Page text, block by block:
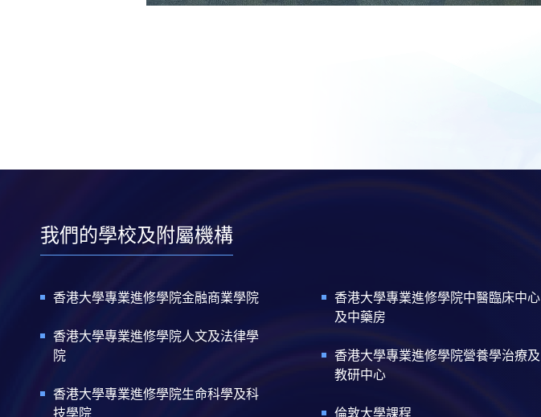
我們的學校及附屬機構
香港大學專業進修學院金融商業學院
香港大學專業進修學院人文及法律學
院
香港大學專業進修學院生命科學及科
技學院
香港大學專業進修學院中醫臨床中心
及中藥房
香港大學專業進修學院營養學治療及
教研中心
倫敦大學課程